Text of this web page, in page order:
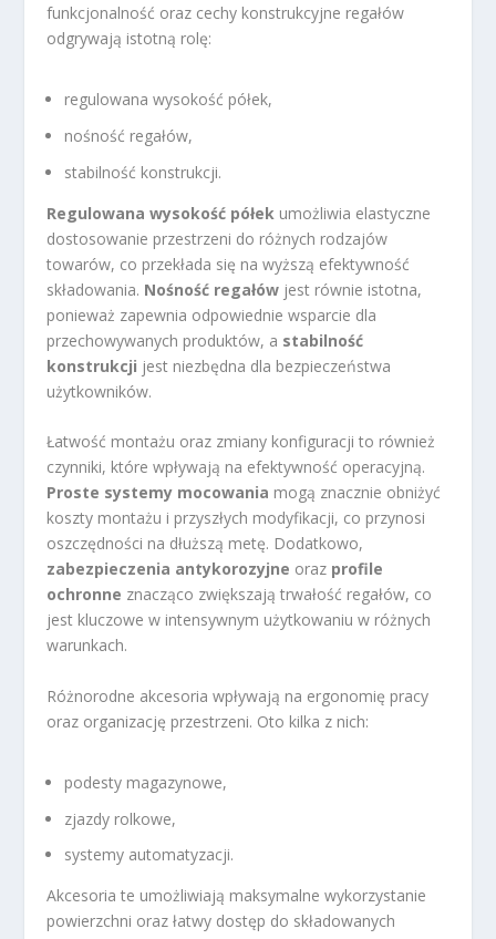
funkcjonalność oraz cechy konstrukcyjne regałów
odgrywają istotną rolę:
regulowana wysokość półek,
nośność regałów,
stabilność konstrukcji.
Regulowana wysokość półek umożliwia elastyczne
dostosowanie przestrzeni do różnych rodzajów
towarów, co przekłada się na wyższą efektywność
składowania. Nośność regałów jest równie istotna,
ponieważ zapewnia odpowiednie wsparcie dla
przechowywanych produktów, a stabilność
konstrukcji jest niezbędna dla bezpieczeństwa
użytkowników.
Łatwość montażu oraz zmiany konfiguracji to również
czynniki, które wpływają na efektywność operacyjną.
Proste systemy mocowania mogą znacznie obniżyć
koszty montażu i przyszłych modyfikacji, co przynosi
oszczędności na dłuższą metę. Dodatkowo,
zabezpieczenia antykorozyjne oraz profile
ochronne znacząco zwiększają trwałość regałów, co
jest kluczowe w intensywnym użytkowaniu w różnych
warunkach.
Różnorodne akcesoria wpływają na ergonomię pracy
oraz organizację przestrzeni. Oto kilka z nich:
podesty magazynowe,
zjazdy rolkowe,
systemy automatyzacji.
Akcesoria te umożliwiają maksymalne wykorzystanie
powierzchni oraz łatwy dostęp do składowanych